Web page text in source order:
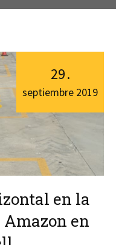
en la
en
29.
septiembre 2019